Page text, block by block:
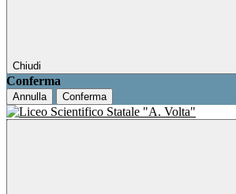
Chiudi
Conferma
Annulla Conferma